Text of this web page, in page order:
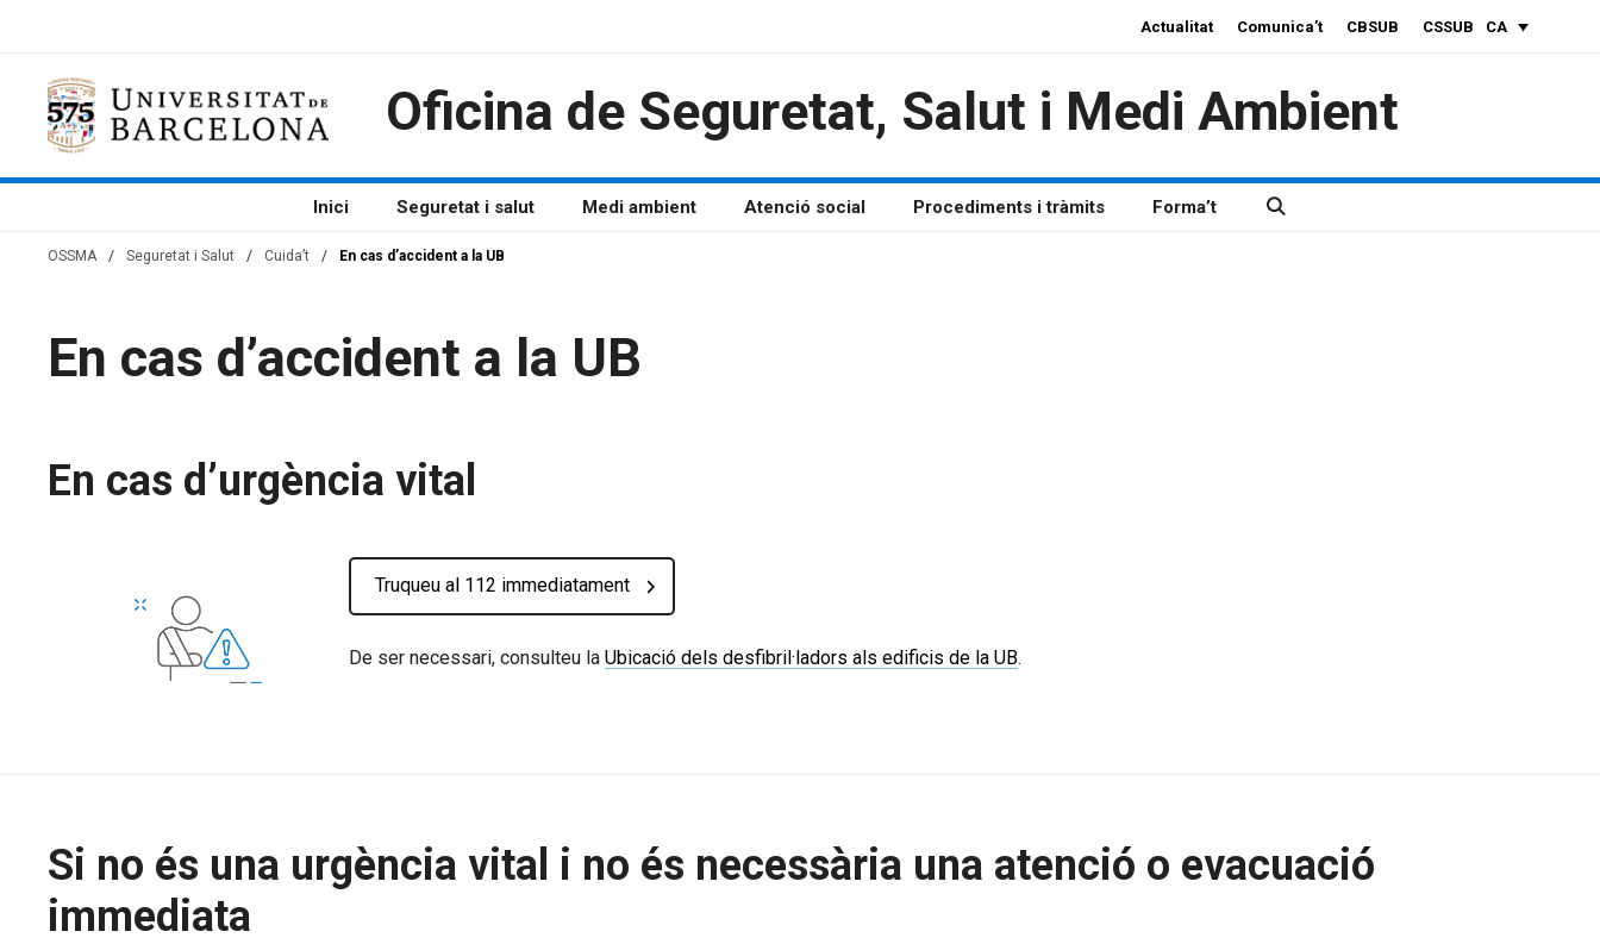
CA
Actualitat Comunica’t CBSUB CSSUB
Oficina de Seguretat, Salut i Medi Ambient
Inici Seguretat i salut Medi ambient Atenció social Procediments i tràmits Forma’t
OSSMA / Seguretat i Salut / Cuida’t / En cas d’accident a la UB
En cas d’accident a la UB
En cas d’urgència vital
Truqueu al 112 immediatament
De ser necessari, consulteu la Ubicació dels desfibril·ladors als edificis de la UB.
Si no és una urgència vital i no és necessària una atenció o evacuació
immediata